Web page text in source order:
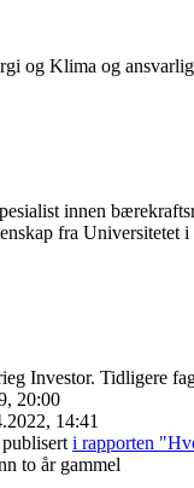
og Klima og
innen
fra Universitetet i
Investor. Tidligere
20:00
14:41
i rapporten
to år gammel